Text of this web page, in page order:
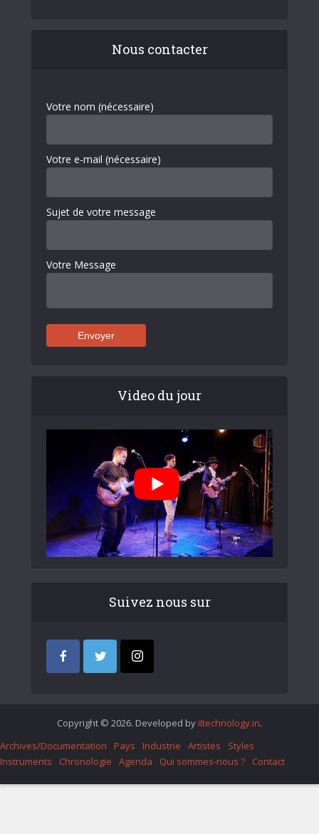
Nous contacter
Votre nom (nécessaire)
Votre e-mail (nécessaire)
Sujet de votre message
Votre Message
Video du jour
Suivez nous sur
Copyright © 2026. Developed by iItechnology.in.
Archives/Documentation
Pays Industrie Artistes
Styles
Instruments
Chronologie Agenda Qui sommes-nous ? Contact